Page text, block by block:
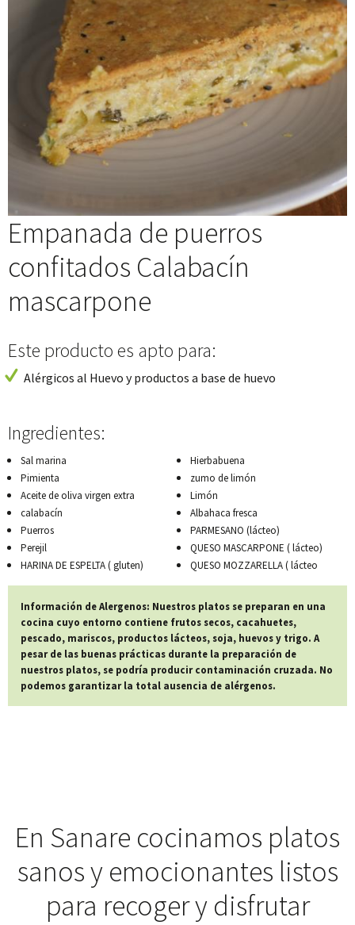
Empanada de puerros
confitados Calabacín
mascarpone
Este producto es apto para:
Alérgicos al Huevo y productos a base de huevo
Ingredientes:
Sal marina
Pimienta
Aceite de oliva virgen extra
calabacín
Puerros
Perejil
HARINA DE ESPELTA ( gluten)
Hierbabuena
zumo de limón
Limón
Albahaca fresca
PARMESANO (lácteo)
QUESO MASCARPONE ( lácteo)
QUESO MOZZARELLA ( lácteo
Información de Alergenos: Nuestros platos se preparan en una
cocina cuyo entorno contiene frutos secos, cacahuetes,
pescado, mariscos, productos lácteos, soja, huevos y trigo. A
pesar de las buenas prácticas durante la preparación de
nuestros platos, se podría producir contaminación cruzada. No
podemos garantizar la total ausencia de alérgenos.
En Sanare cocinamos platos
sanos y emocionantes listos
para recoger y disfrutar